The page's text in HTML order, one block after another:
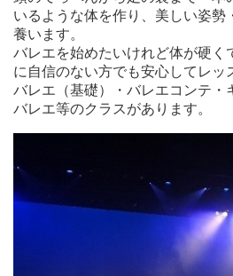
いるような体を作り、美しい姿勢
養います。
バレエを始めたいけれど体が硬く
に自信のない方でも安心してレッ
バレエ（基礎）・バレエコンテ・
バレエ等のクラスがあります。